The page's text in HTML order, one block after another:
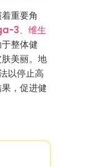
重要角
3、维生
整体健
美丽。地
以停止高
，促进健